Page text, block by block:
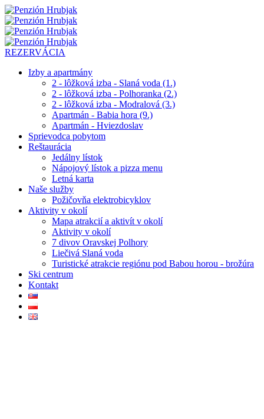
REZERVÁCIA
Izby a apartmány
2 - lôžková izba - Slaná voda (1.)
2 - lôžková izba - Polhoranka (2.)
2 - lôžková izba - Modralová (3.)
Apartmán - Babia hora (9.)
Apartmán - Hviezdoslav
Sprievodca pobytom
Reštaurácia
Jedálny lístok
Nápojový lístok a pizza menu
Letná karta
Naše služby
Požičovňa elektrobicyklov
Aktivity v okolí
Mapa atrakcií a aktivít v okolí
Aktivity v okolí
7 divov Oravskej Polhory
Liečivá Slaná voda
Turistické atrakcie regiónu pod Babou horou - brožúra
Ski centrum
Kontakt